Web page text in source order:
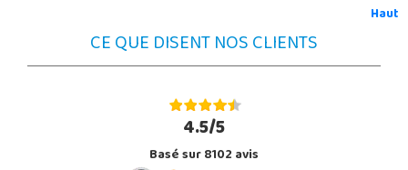
Haut
CE QUE DISENT NOS CLIENTS
4.5/5
Basé sur 8102 avis